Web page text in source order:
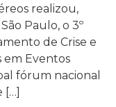
realizou,
Paulo, o 3º
de Crise e
em Eventos
fórum nacional
[…]